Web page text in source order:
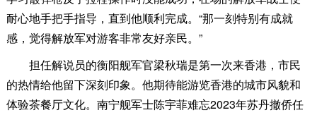
耐心地手把手指导，直到他顺利完成。“那一刻特别有成就
感，觉得解放军对游客非常友好亲民。”
担任解说员的衡阳舰军官梁秋瑞是第一次来香港，市民
的热情给他留下深刻印象。他期待能游览香港的城市风貌和
体验茶餐厅文化。南宁舰军士陈宇菲难忘2023年苏丹撤侨任